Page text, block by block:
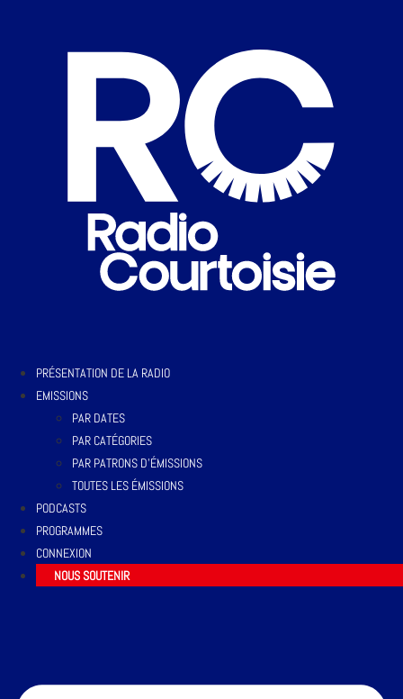
PRÉSENTATION DE LA RADIO
EMISSIONS
PAR DATES
PAR CATÉGORIES
PAR PATRONS D’ÉMISSIONS
TOUTES LES ÉMISSIONS
PODCASTS
PROGRAMMES
CONNEXION
NOUS SOUTENIR